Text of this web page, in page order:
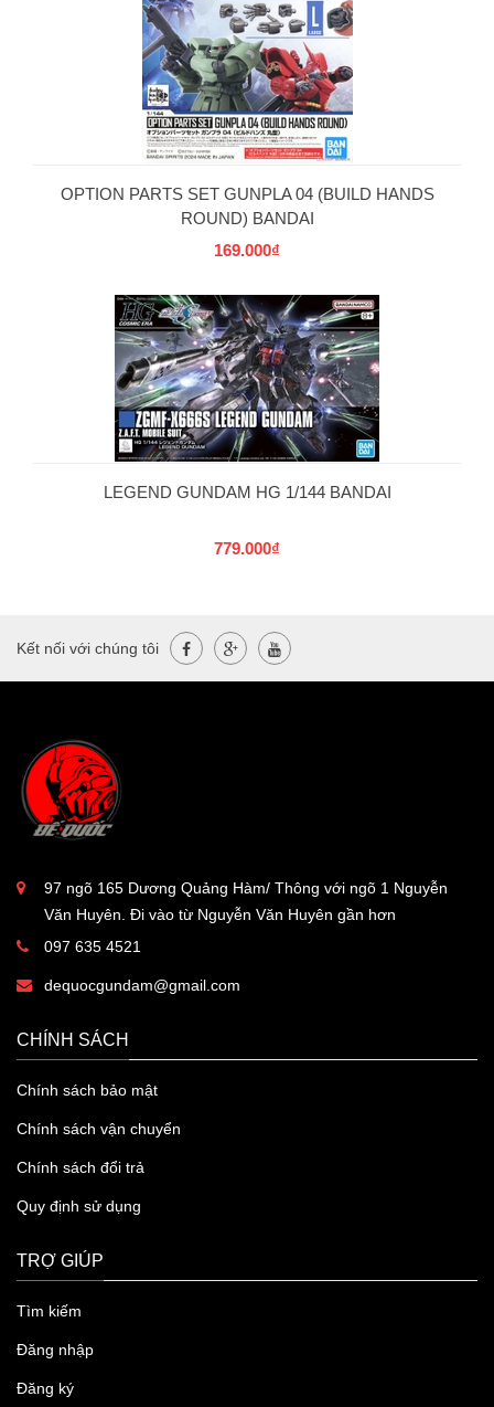
OPTION PARTS SET GUNPLA 04 (BUILD HANDS
ROUND) BANDAI
169.000₫
LEGEND GUNDAM HG 1/144 BANDAI
779.000₫
Kết nối với chúng tôi
97 ngõ 165 Dương Quảng Hàm/ Thông với ngõ 1 Nguyễn
Văn Huyên. Đi vào từ Nguyễn Văn Huyên gần hơn
097 635 4521
dequocgundam@gmail.com
CHÍNH SÁCH
Chính sách bảo mật
Chính sách vận chuyển
Chính sách đổi trả
Quy định sử dụng
TRỢ GIÚP
Tìm kiếm
Đăng nhập
Đăng ký